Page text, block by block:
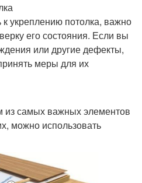
к укреплению потолка, важно
его состояния. Если вы
или другие дефекты,
меры для их
из самых важных элементов
можно использовать